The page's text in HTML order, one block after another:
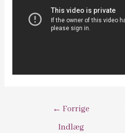
Indlægsnavigation
← Forrige
Indlæg